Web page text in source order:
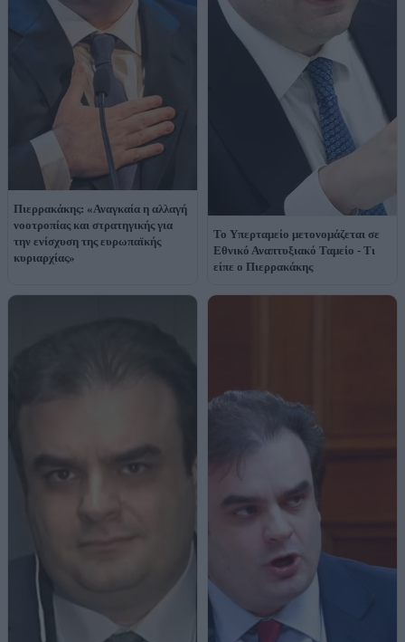
Πιερρακάκης: «Αναγκαία η αλλαγή
νοοτροπίας και στρατηγικής για
την ενίσχυση της ευρωπαϊκής
κυριαρχίας»
Το Υπερταμείο μετονομάζεται σε
Εθνικό Αναπτυξιακό Ταμείο - Τι
είπε ο Πιερρακάκης